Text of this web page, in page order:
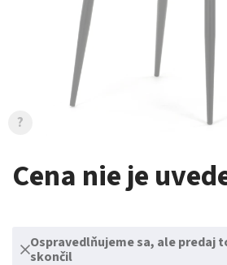
Cena nie je
Ospravedlňujeme sa, ale predaj
skončil
?